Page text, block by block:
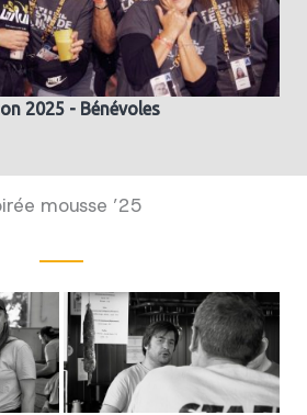
2025 - Bénévoles
mousse ’25